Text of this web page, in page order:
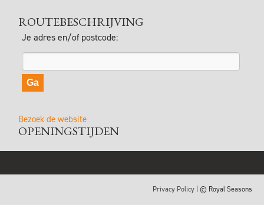
ROUTEBESCHRIJVING
Je adres en/of postcode:
Bezoek de website
OPENINGSTIJDEN
Privacy Policy | © Royal Seasons